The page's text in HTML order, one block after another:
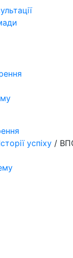
успіху /